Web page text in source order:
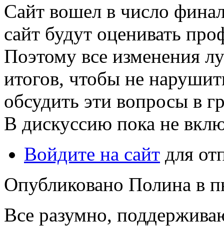
Сайт вошел в число
сайт будут оценивать
Поэтому все изменения
итогов, чтобы не
обсудить эти вопросы в
В дискуссию пока не
Войдите на сайт для
Опубликовано Полина в
Все разумно,